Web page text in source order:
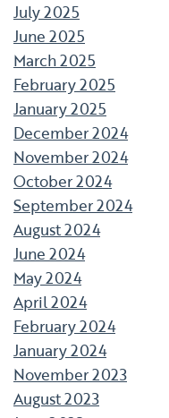
July 2025
June 2025
March 2025
February 2025
January 2025
December 2024
November 2024
October 2024
September 2024
August 2024
June 2024
May 2024
April 2024
February 2024
January 2024
November 2023
August 2023